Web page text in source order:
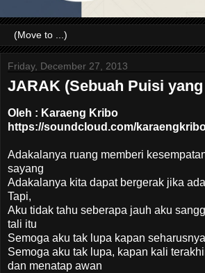
Friday, December 27, 2013
JARAK (Sebuah Puisi
Oleh : Karaeng Kribo
https://soundcloud.com/
Adakalanya ruang memberi
sayang
Adakalanya kita dapat bergerak jika
Tapi,
Aku tidak tahu seberapa jauh aku
tali itu
Semoga aku tak lupa kapan
Semoga aku tak lupa, kapan kali
dan menatap awan